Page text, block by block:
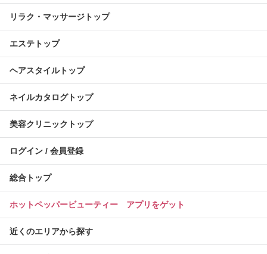
リラク・マッサージトップ
エステトップ
ヘアスタイルトップ
ネイルカタログトップ
美容クリニックトップ
ログイン / 会員登録
総合トップ
ホットペッパービューティー アプリをゲット
近くのエリアから探す